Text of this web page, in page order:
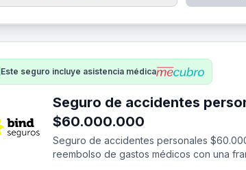
Este seguro incluye asistencia médica
Seguro de accidentes
$60.000.000
Seguro de accidentes personales
reembolso de gastos médicos con una